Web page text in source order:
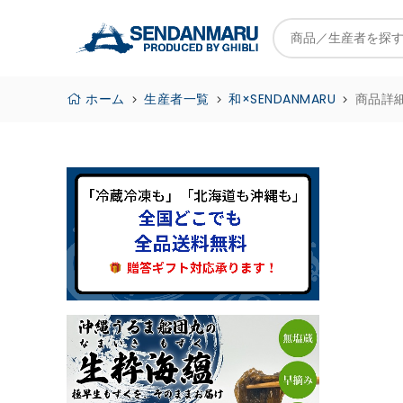
ホーム 生産者一覧 和×SENDANMARU 商品詳